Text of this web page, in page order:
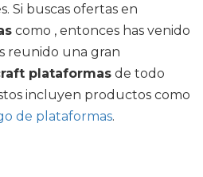
Si buscas ofertas en
como , entonces has venido
reunido una gran
plataformas de todo
incluyen productos como
de plataformas.